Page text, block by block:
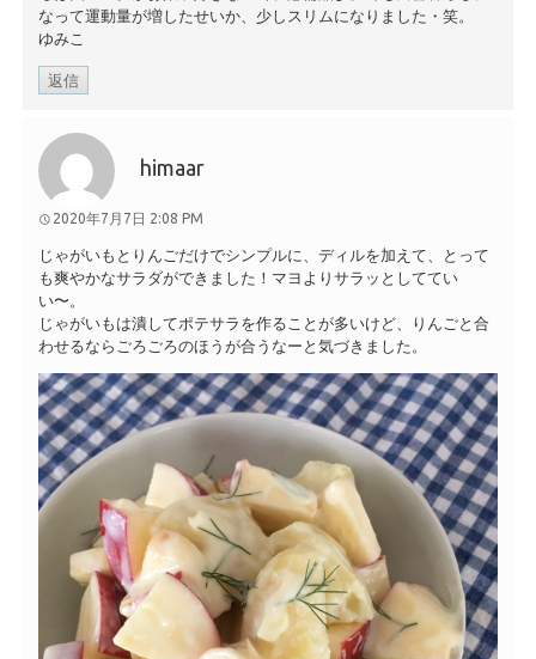
なって運動量が増したせいか、少しスリムになりました・笑。
ゆみこ
返信
himaar
2020年7月7日 2:08 PM
じゃがいもとりんごだけでシンプルに、ディルを加えて、とって
も爽やかなサラダができました！マヨよりサラッとしててい
い〜。
じゃがいもは潰してポテサラを作ることが多いけど、りんごと合
わせるならごろごろのほうが合うなーと気づきました。